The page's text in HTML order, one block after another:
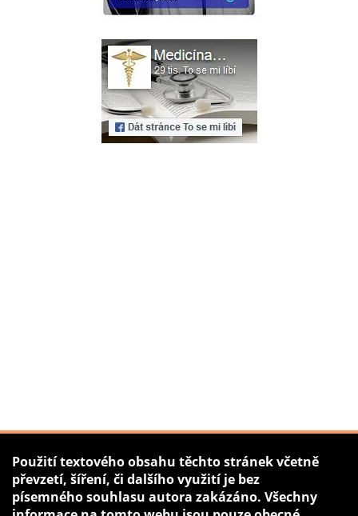
Použití textového obsahu těchto stránek včetně
převzetí, šíření, či dalšího využití je bez
písemného souhlasu autora zakázáno. Všechny